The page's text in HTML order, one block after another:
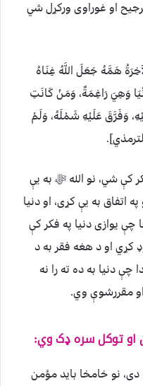
او غوراوی ورکړل شي
هَمَّهُ جَعَلَ اللَّهُ غِنَاهُ
وَهِيَ رَاغِمَةٌ، وَمَنْ كَانَتِ
وَفَرَّقَ عَلَيْهِ شَمْلَهُ، وَلَمْ
کې شي، نو الله ﷻ به یې
اتفاق به یې کړی، او دنیا
چې یوازی دنیا په فکر کې
کړي او د هغه فقر به د
دنیا به ده ته را نه
مقررشوې وي.
نو خامخا باید مؤمن